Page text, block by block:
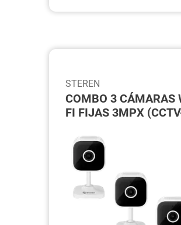
STEREN
COMBO 3 CÁMARAS
FI FIJAS 3MPX